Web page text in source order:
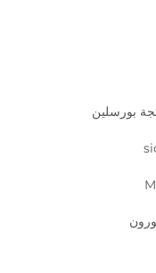
بورسلين